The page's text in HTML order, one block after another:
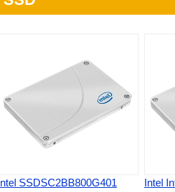
Intel SSDSC2BB800G401
Intel